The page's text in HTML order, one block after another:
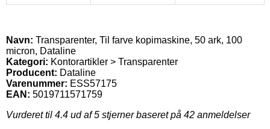
Navn: Transparenter, Til farve kopimaskine, 50 ark, 100
micron, Dataline
Kategori: Kontorartikler > Transparenter
Producent: Dataline
Varenummer: ESS57175
EAN: 5019711571759
Vurderet til 4.4 ud af 5 stjerner baseret på 42 anmeldelser